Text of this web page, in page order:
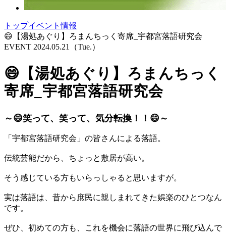
トップイベント情報
😄【湯処あぐり】ろまんちっく寄席_宇都宮落語研究会
EVENT 2024.05.21 （Tue.）
😄【湯処あぐり】ろまんちっく
寄席_宇都宮落語研究会
～😄笑って、笑って、気分転換！！😄～
「宇都宮落語研究会」の皆さんによる落語。
伝統芸能だから、ちょっと敷居が高い。
そう感じている方もいらっしゃると思いますが。
実は落語は、昔から庶民に親しまれてきた娯楽のひとつなん
です。
ぜひ、初めての方も、これを機会に落語の世界に飛び込んで